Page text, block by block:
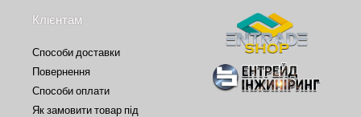
Клієнтам
Способи доставки
Повернення
Способи оплати
Як замовити товар під